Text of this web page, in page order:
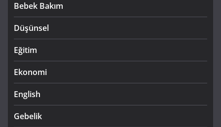
Bebek Bakım
Düşünsel
Eğitim
Ekonomi
English
Gebelik